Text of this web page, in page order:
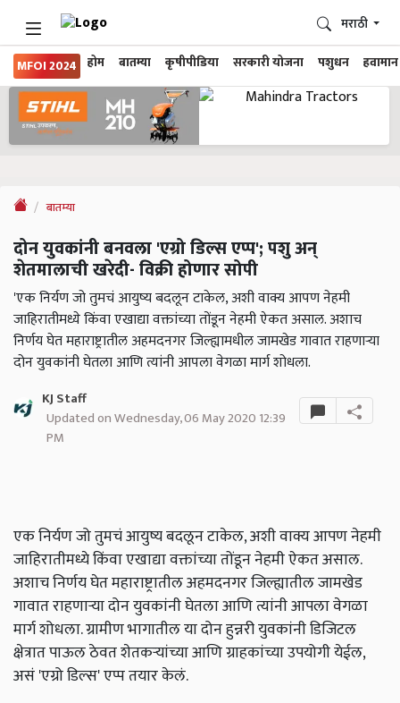
MFOI 2024 होम बातम्या कृषीपीडिया सरकारी योजना पशुधन हवामान
मराठी
बातम्या
दोन युवकांनी बनवला 'एग्रो डिल्स एप्प'; पशु अन्
शेतमालाची खरेदी- विक्री होणार सोपी
'एक निर्यण जो तुमचं आयुष्य बदलून टाकेल, अशी वाक्य आपण नेहमी
जाहिरातीमध्ये किंवा एखाद्या वक्तांच्या तोंडून नेहमी ऐकत असाल. अशाच
निर्णय घेत महाराष्ट्रातील अहमदनगर जिल्ह्यामधील जामखेड गावात राहणाऱ्या
दोन युवकांनी घेतला आणि त्यांनी आपला वेगळा मार्ग शोधला.
KJ Staff
Updated on Wednesday, 06 May 2020 12:39
PM
एक निर्यण जो तुमचं आयुष्य बदलून टाकेल, अशी वाक्य आपण नेहमी
जाहिरातीमध्ये किंवा एखाद्या वक्तांच्या तोंडून नेहमी ऐकत असाल.
अशाच निर्णय घेत महाराष्ट्रातील अहमदनगर जिल्ह्यातील जामखेड
गावात राहणाऱ्या दोन युवकांनी घेतला आणि त्यांनी आपला वेगळा
मार्ग शोधला. ग्रामीण भागातील या दोन हुन्नरी युवकांनी डिजिटल
क्षेत्रात पाऊल ठेवत शेतकऱ्यांच्या आणि ग्राहकांच्या उपयोगी येईल,
असं 'एग्रो डिल्स' एप्प तयार केलं.